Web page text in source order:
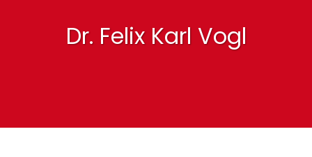
Dr. Felix Karl Vogl